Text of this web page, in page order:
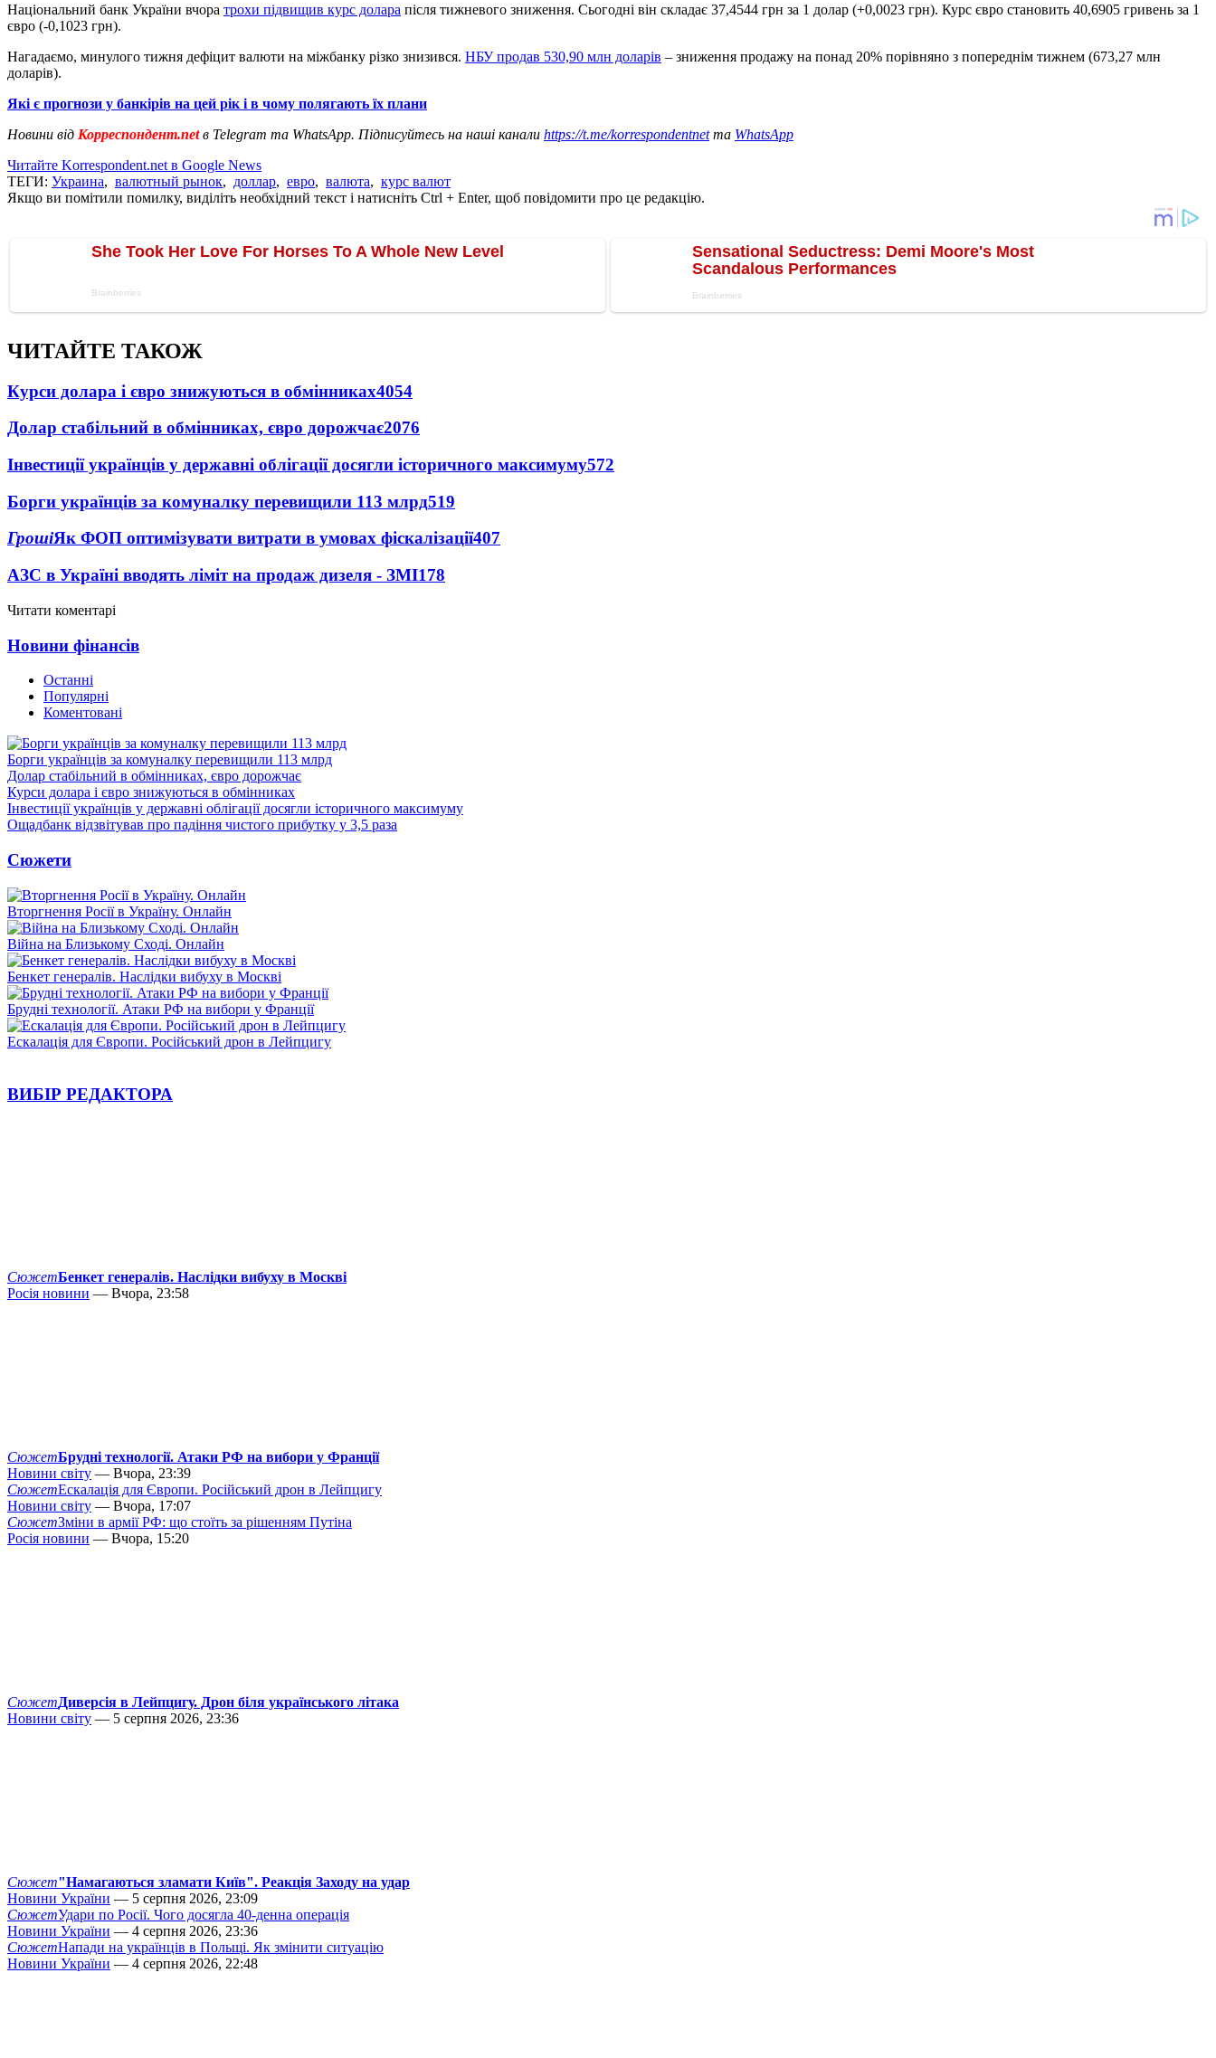
Національний банк України вчора трохи підвищив курс долара після тижневого зниження. Сьогодні він складає 37,4544 грн за 1 долар (+0,0023 грн). Курс євро становить 40,6905 гривень за 1
євро (-0,1023 грн).
Нагадаємо, минулого тижня дефіцит валюти на міжбанку різко знизився. НБУ продав 530,90 млн доларів – зниження продажу на понад 20% порівняно з попереднім тижнем (673,27 млн
доларів).
Які є прогнози у банкірів на цей рік і в чому полягають їх плани
Новини від Корреспондент.netв Telegram та WhatsApp. Підписуйтесь на наші канали https://t.me/korrespondentnetта WhatsApp
Читайте Korrespondent.net в Google News
ТЕГИ: Украина, валютный рынок, доллар, евро, валюта, курс валют
Якщо ви помітили помилку, виділіть необхідний текст і натисніть Ctrl + Enter, щоб повідомити про це редакцію.
ЧИТАЙТЕ ТАКОЖ
Курси долара і євро знижуються в обмінниках4054
Долар стабільний в обмінниках, євро дорожчає2076
Інвестиції українців у державні облігації досягли історичного максимуму572
Борги українців за комуналку перевищили 113 млрд519
ГрошіЯк ФОП оптимізувати витрати в умовах фіскалізації407
АЗС в Україні вводять ліміт на продаж дизеля - ЗМІ178
Читати коментарі
Новини фінансів
Останні
Популярні
Коментовані
Борги українців за комуналку перевищили 113 млрд
Долар стабільний в обмінниках, євро дорожчає
Курси долара і євро знижуються в обмінниках
Інвестиції українців у державні облігації досягли історичного максимуму
Ощадбанк відзвітував про падіння чистого прибутку у 3,5 раза
Сюжети
Вторгнення Росії в Україну. Онлайн
Війна на Близькому Сході. Онлайн
Бенкет генералів. Наслідки вибуху в Москві
Брудні технології. Атаки РФ на вибори у Франції
Ескалація для Європи. Російський дрон в Лейпцигу
ВИБІР РЕДАКТОРА
СюжетБенкет генералів. Наслідки вибуху в Москві
Росія новини — Вчора, 23:58
СюжетБрудні технології. Атаки РФ на вибори у Франції
Новини світу — Вчора, 23:39
СюжетЕскалація для Європи. Російський дрон в Лейпцигу
Новини світу — Вчора, 17:07
СюжетЗміни в армії РФ: що стоїть за рішенням Путіна
Росія новини — Вчора, 15:20
СюжетДиверсія в Лейпцигу. Дрон біля українського літака
Новини світу — 5 серпня 2026, 23:36
Сюжет"Намагаються зламати Київ". Реакція Заходу на удар
Новини України — 5 серпня 2026, 23:09
СюжетУдари по Росії. Чого досягла 40-денна операція
Новини України — 4 серпня 2026, 23:36
СюжетНапади на українців в Польщі. Як змінити ситуацію
Новини України — 4 серпня 2026, 22:48